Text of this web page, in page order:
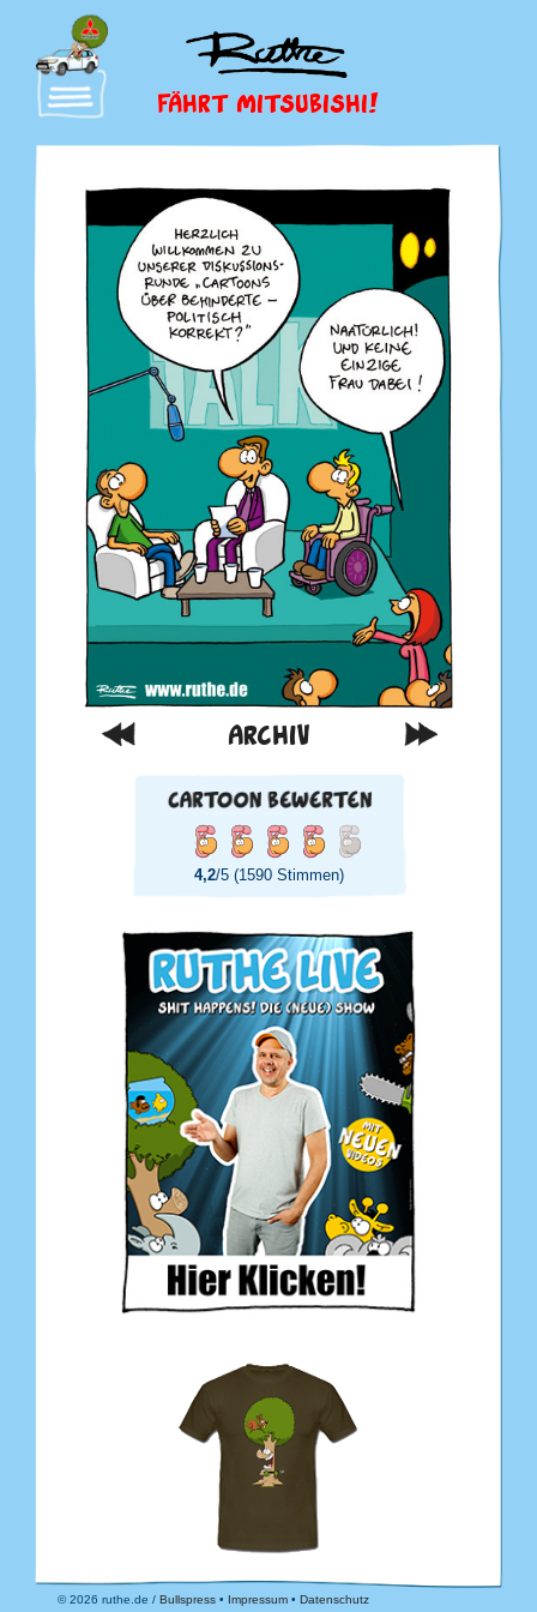
FÄHRT MITSUBISHI!
ARCHIV
4,2/5 (1590 Stimmen)
© 2026 ruthe.de / Bullspress • Impressum • Datenschutz